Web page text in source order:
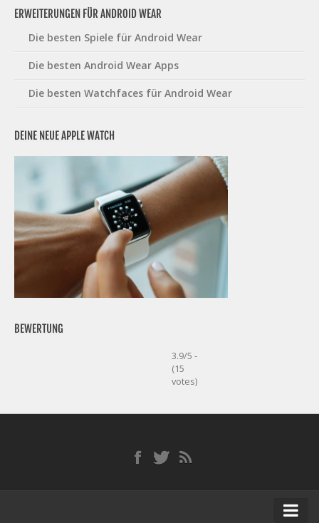
ERWEITERUNGEN FÜR ANDROID WEAR
Die besten Spiele für Android Wear
Die besten Android Wear Apps
Die besten Watchfaces für Android Wear
DEINE NEUE APPLE WATCH
BEWERTUNG
3.9/5 -
(15
votes)